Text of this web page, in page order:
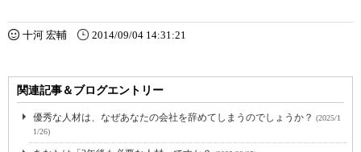
十河 宏輔 2014/09/04 14:31:21
関連記事＆ブログエントリー
優秀な人材は、なぜあなたの会社を辞めてしまうのでしょうか？ (2025/1
1/26)